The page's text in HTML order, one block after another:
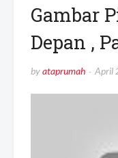
Gambar
Depan ,
byataprumah April